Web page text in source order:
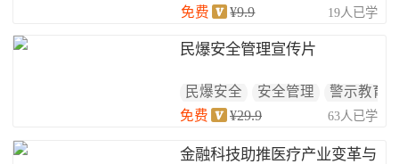
免费
¥9.9 19人已学
民爆安全管理宣传片
民爆安全 安全管理
警示教育
免费
¥29.9 63人已学
金融科技助推医疗产业变革与